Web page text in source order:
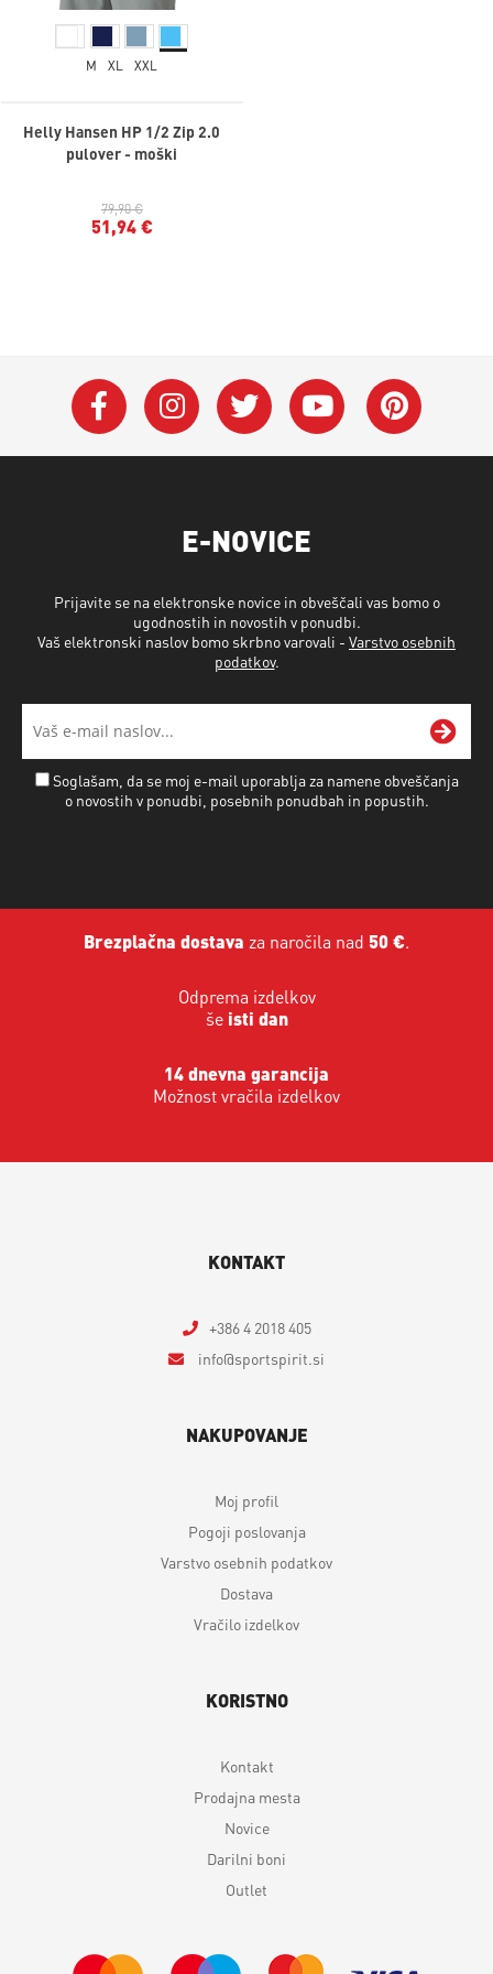
M XL XXL
Helly Hansen HP 1/2 Zip 2.0
pulover - moški
79,90 €
51,94 €
E-NOVICE
Prijavite se na elektronske novice in obveščali vas bomo o
ugodnostih in novostih v ponudbi.
Vaš elektronski naslov bomo skrbno varovali - Varstvo osebnih
podatkov.
Soglašam, da se moj e-mail uporablja za namene obveščanja
o novostih v ponudbi, posebnih ponudbah in popustih.
Brezplačna dostava za naročila nad 50 €.
Odprema izdelkov
še isti dan
14 dnevna garancija
Možnost vračila izdelkov
KONTAKT
+386 4 2018 405
info
sportspirit.si
NAKUPOVANJE
Moj profil
Pogoji poslovanja
Varstvo osebnih podatkov
Dostava
Vračilo izdelkov
KORISTNO
Kontakt
Prodajna mesta
Novice
Darilni boni
Outlet